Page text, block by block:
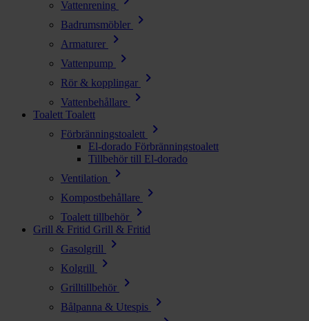
Vattenrening
Badrumsmöbler chevron_right
Armaturer chevron_right
Vattenpump chevron_right
Rör & kopplingar chevron_right
Vattenbehållare chevron_right
Toalett Toalett
Förbränningstoalett
chevron_right
El-dorado Förbränningstoalett
Tillbehör till El-dorado
Ventilation
chevron_right
Kompostbehållare chevron_right
Toalett tillbehör chevron_right
Grill & Fritid Grill & Fritid
Gasolgrill
chevron_right
Kolgrill chevron_right
Grilltillbehör chevron_right
Bålpanna & Utespis chevron_right